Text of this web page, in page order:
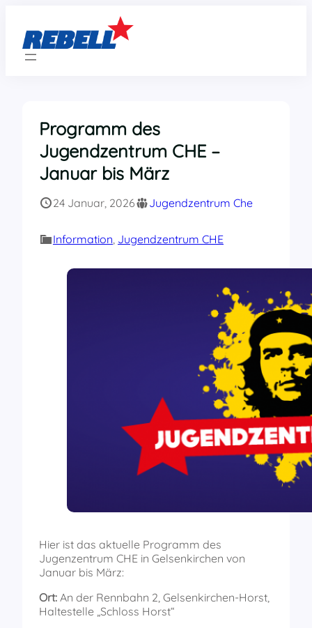
springen
Programm des
Jugendzentrum CHE –
Januar bis März
24 Januar, 2026 Jugendzentrum Che
Information Jugendzentrum CHE
Hier ist das aktuelle Programm des
Jugenzentrum CHE in Gelsenkirchen von
Januar bis März:
Ort: An der Rennbahn 2, Gelsenkirchen-Horst,
Haltestelle „Schloss Horst“